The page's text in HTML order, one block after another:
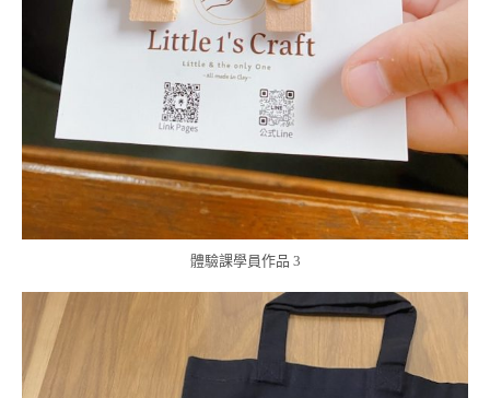
體驗課學員作品 3